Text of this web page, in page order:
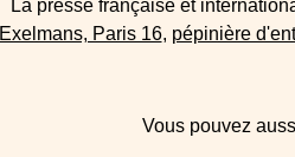
La presse française et
Exelmans, Paris 16, pépinière
Vous pouvez